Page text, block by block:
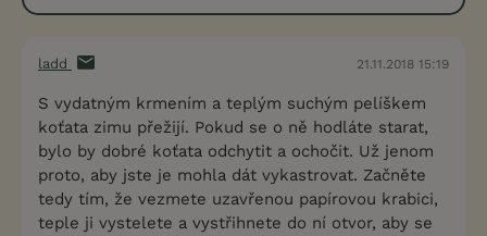
ladd 21.11.2018 15:19
S vydatným krmením a teplým suchým pelíškem
koťata zimu přežijí. Pokud se o ně hodláte starat,
bylo by dobré koťata odchytit a ochočit. Už jenom
proto, aby jste je mohla dát vykastrovat. Začněte
tedy tím, že vezmete uzavřenou papírovou krabici,
teple ji vystelete a vystřihnete do ní otvor, aby se